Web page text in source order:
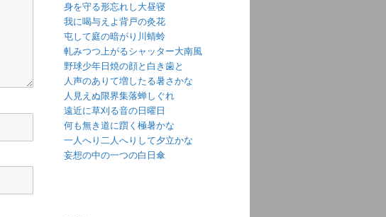
身を守る形忘れし大昼寝
我に喝与えよ背戸の灸花
屯して庭の暗がり川蜻蛉
軋みつつ上がるシャッター大南風
野球少年日焼の顔と白き歯と
人声のありて増したる暑さかな
人見えぬ限界集落蝉しぐれ
遠近に草刈る音の日曜日
何も無き道に躓く極暑かな
一人へり二人へりして夕立かな
妄想の中の一つの白日傘